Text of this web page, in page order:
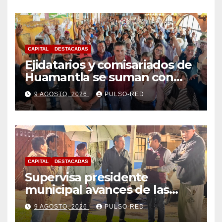
CAPITAL DESTACADAS
Ejidatarios y comisariados de
Huamantla se suman con
Alfonso Sánchez, respaldan
su proyecto de defensa
9 AGOSTO, 2026 PULSO-RED
CAPITAL DESTACADAS
Supervisa presidente
municipal avances de las
acciones de “Más Territorio y
Menos Escritorio” en la
9 AGOSTO, 2026 PULSO-RED